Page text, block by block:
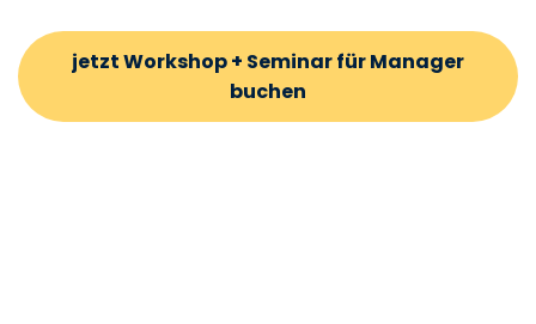
jetzt Workshop + Seminar für Manager
buchen